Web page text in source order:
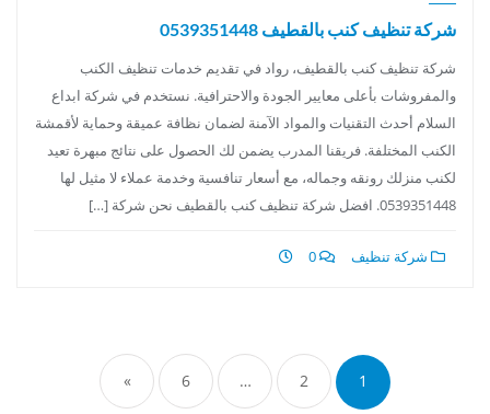
شركة تنظيف كنب بالقطيف 0539351448
شركة تنظيف كنب بالقطيف، رواد في تقديم خدمات تنظيف الكنب
والمفروشات بأعلى معايير الجودة والاحترافية. نستخدم في شركة ابداع
السلام أحدث التقنيات والمواد الآمنة لضمان نظافة عميقة وحماية لأقمشة
الكنب المختلفة. فريقنا المدرب يضمن لك الحصول على نتائج مبهرة تعيد
لكنب منزلك رونقه وجماله، مع أسعار تنافسية وخدمة عملاء لا مثيل لها
0539351448. افضل شركة تنظيف كنب بالقطيف نحن شركة […]
شركة تنظيف
صفحات
المقالات
1
2
…
6
»